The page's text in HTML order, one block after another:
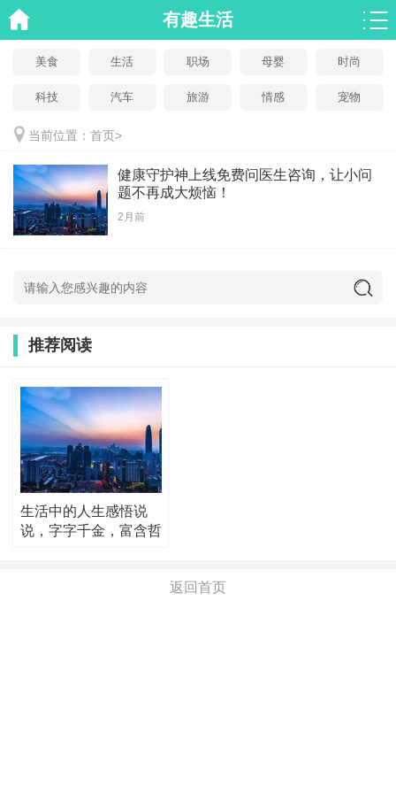
有趣生活
美食 生活 职场 母婴 时尚
科技 汽车 旅游 情感 宠物
当前位置： 首页>
健康守护神上线免费问医生咨询，让小问
题不再成大烦恼！
2月前
推荐阅读
生活中的人生感悟说
说，字字千金，富含哲
返回首页